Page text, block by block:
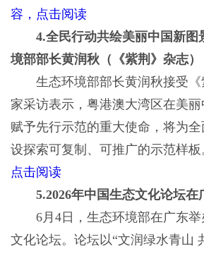
容，点击阅读
4.全民行动共绘美丽中国新
境部部长黄润秋（《紫荆》杂志）
生态环境部部长黄润秋接受《
家采访表示，粤港澳大湾区在美
赋予先行示范的重大使命，将为
设探索可复制、可推广的示范样板
点击阅读
5.2026年中国生态文化论坛在
6月4日，生态环境部在广东举
文化论坛。论坛以“文润绿水青山